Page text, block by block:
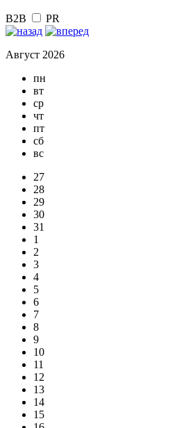
B2B PR
Август 2026
пн
вт
ср
чт
пт
сб
вс
27
28
29
30
31
1
2
3
4
5
6
7
8
9
10
11
12
13
14
15